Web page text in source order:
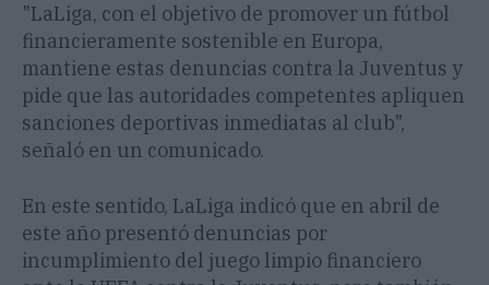
"LaLiga, con el objetivo de promover un fútbol
financieramente sostenible en Europa,
mantiene estas denuncias contra la Juventus y
pide que las autoridades competentes apliquen
sanciones deportivas inmediatas al club",
señaló en un comunicado.
En este sentido, LaLiga indicó que en abril de
este año presentó denuncias por
incumplimiento del juego limpio financiero